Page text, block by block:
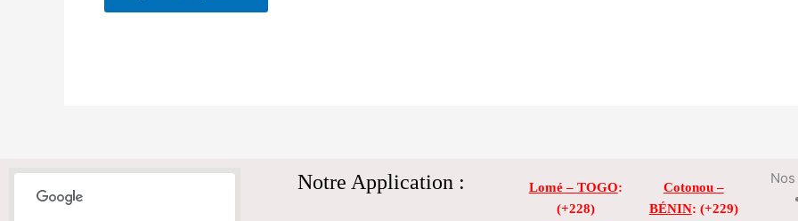
Notre Application : Lomé – TOGO:
(+228)
Cotonou –
BÉNIN: (+229)